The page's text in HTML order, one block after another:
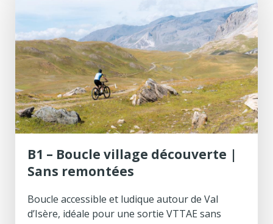
H
E
R
C
H
E
B1 – Boucle village découverte |
Sans remontées
Boucle accessible et ludique autour de Val
d’Isère, idéale pour une sortie VTTAE sans